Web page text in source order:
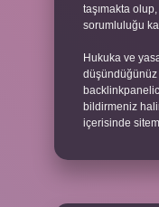
taşımakta
sorumluluğu
Hukuka ve
bildirmeniz
içerisinde